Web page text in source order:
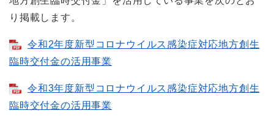
り掲載します。
令和2年度新型コロナウイルス感染症対応地方創生
臨時交付金の活用事業
令和3年度新型コロナウイルス感染症対応地方創生
臨時交付金の活用事業